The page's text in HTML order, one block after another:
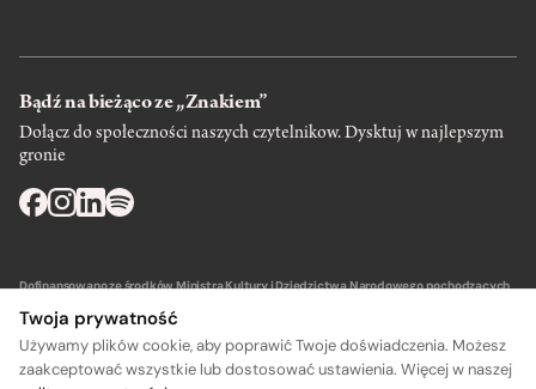
Bądź na bieżąco ze „Znakiem”
Dołącz do społeczności naszych czytelnikow. Dysktuj w najlepszym
gronie
Dofinansowano ze środków Ministra Kultury i Dziedzictwa Narodowego pochodzących
Twoja prywatność
Używamy plików cookie, aby poprawić Twoje doświadczenia. Możesz
zaakceptować wszystkie lub dostosować ustawienia. Więcej w naszej